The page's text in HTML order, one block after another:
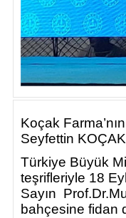
Koçak
Seyfettin KOÇAK
Türkiye Büyük
teşrifleriyle 18
Sayın
bahçesine fidan